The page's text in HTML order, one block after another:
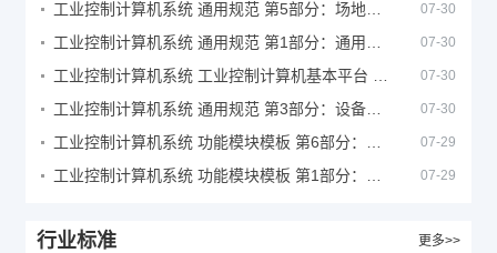
07-30
07-30
07-30
07-30
07-29
07-29
行业标准 更多>>